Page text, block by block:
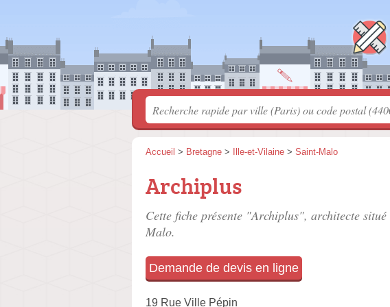
Accueil > Bretagne > Ille-et-Vilaine > Saint-Malo
Archiplus
Cette fiche présente "Archiplus", architecte situé
Malo.
Demande de devis en ligne
19 Rue Ville Pépin